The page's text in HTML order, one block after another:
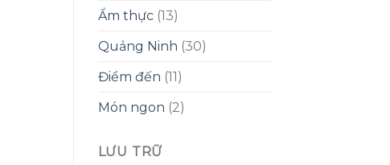
Ẩm thực(13)
Quảng Ninh (30)
Điểm đến (11)
Món ngon (2)
LƯU TRỮ